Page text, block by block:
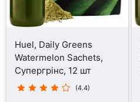
Huel, Daily Greens
Watermelon Sachets,
Супергрінс, 12 шт
(4.4)